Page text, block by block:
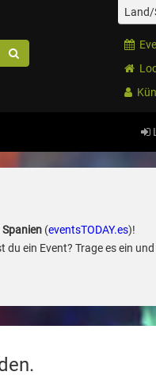
Land/
Spanien(eventsTODAY.es)!
ein Event? Trage es ein und